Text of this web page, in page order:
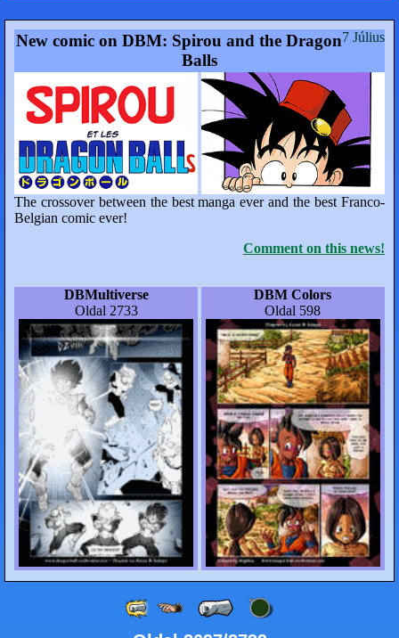
7 Július
New comic on DBM: Spirou and the Dragon
Balls
The crossover between the best manga ever and the best Franco-
Belgian comic ever!
Comment on this news!
DBMultiverse
Oldal 2733
DBM Colors
Oldal 598